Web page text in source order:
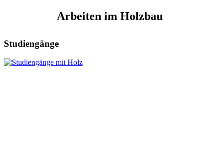
Arbeiten im Holzbau
Studiengänge